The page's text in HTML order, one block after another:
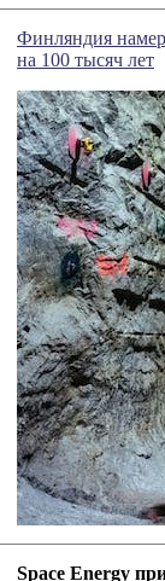
Финляндия
на 100 тысяч лет
Space Energy